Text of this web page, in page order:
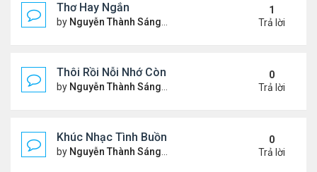
Thơ Hay Ngắn
by Nguyễn Thành Sáng Thứ 4 Tháng 1 10, 2024 2:28
1
Trả lời
Thôi Rồi Nỗi Nhớ Còn Đây…
by Nguyễn Thành Sáng Thứ 5 Tháng 12 28, 2023 1:09
0
Trả lời
Khúc Nhạc Tình Buồn – 2
by Nguyễn Thành Sáng Thứ 2 Tháng 12 18, 2023 1:51
0
Trả lời